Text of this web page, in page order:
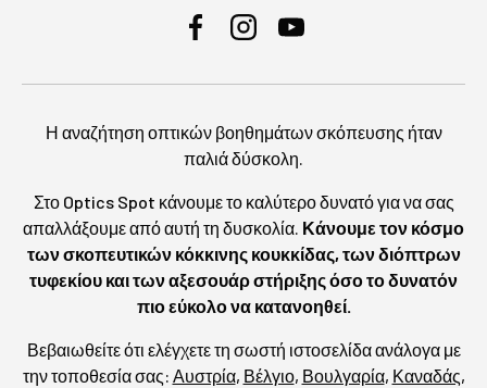
FacebookInstagramYouTube
Η αναζήτηση οπτικών βοηθημάτων σκόπευσης ήταν
παλιά δύσκολη.
Στο Optics Spot κάνουμε το καλύτερο δυνατό για να σας
απαλλάξουμε από αυτή τη δυσκολία. Κάνουμε τον κόσμο
των σκοπευτικών κόκκινης κουκκίδας, των διόπτρων
τυφεκίου και των αξεσουάρ στήριξης όσο το δυνατόν
πιο εύκολο να κατανοηθεί.
Βεβαιωθείτε ότι ελέγχετε τη σωστή ιστοσελίδα ανάλογα με
την τοποθεσία σας: Αυστρία, Βέλγιο, Βουλγαρία, Καναδάς,